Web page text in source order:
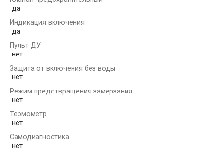
да
Индикация включения
да
Пульт ДУ
нет
Защита от включения без воды
нет
Режим предотвращения замерзания
нет
Термометр
нет
Самодиагностика
нет